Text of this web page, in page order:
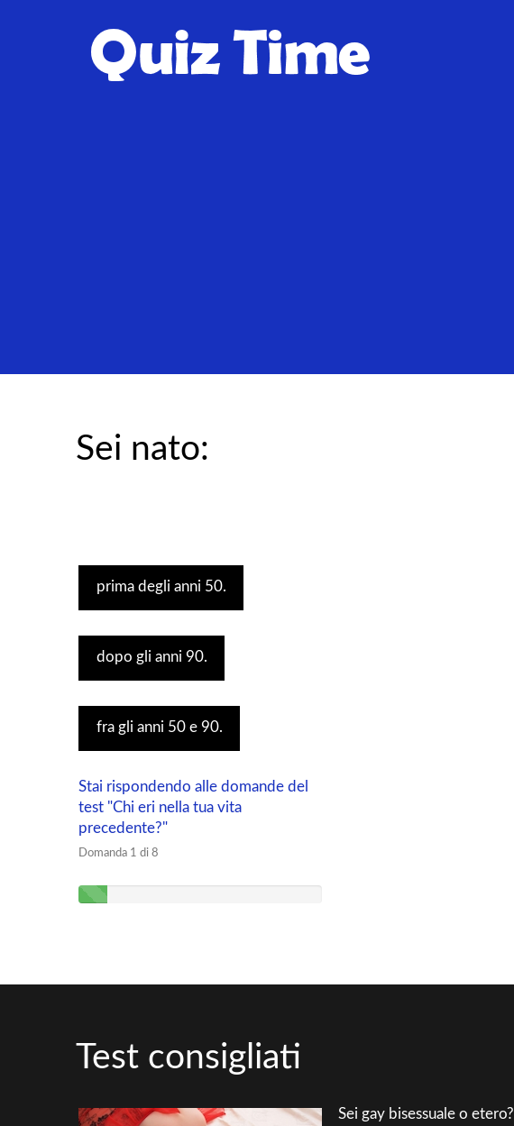
Sei nato:
prima degli anni 50.
dopo gli anni 90.
fra gli anni 50 e 90.
Stai rispondendo alle domande del
test "Chi eri nella tua vita
precedente?"
Domanda 1 di 8
Test consigliati
Sei gay bisessuale o etero?